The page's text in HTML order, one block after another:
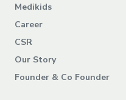
Medikids
Career
CSR
Our Story
Founder & Co Founder